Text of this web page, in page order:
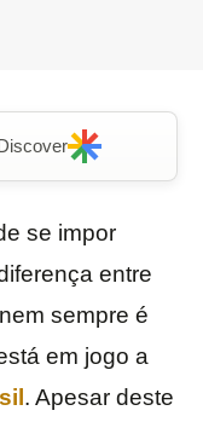
se impor
entre
sempre é
em jogo a
. Apesar deste